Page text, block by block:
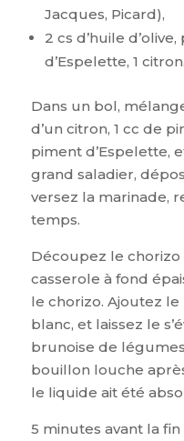
Jacques, Picard),
2 cs d’huile
d’Espelette, 1 citron.
Dans un bol,
d’un citron, 1 cc de
piment d’Espelette,
grand saladier,
versez la marinade,
temps.
Découpez le chorizo
casserole à fond
le chorizo. Ajoutez le
blanc, et laissez le
brunoise de
bouillon louche
le liquide ait été
5 minutes avant la